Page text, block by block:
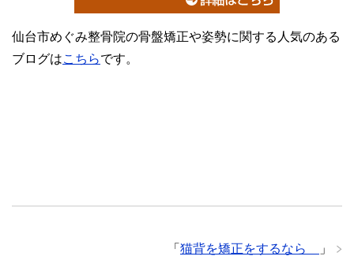
仙台市めぐみ整骨院の骨盤矯正や姿勢に関する人気のある
ブログはこちらです。
「 猫背を矯正をするなら 」